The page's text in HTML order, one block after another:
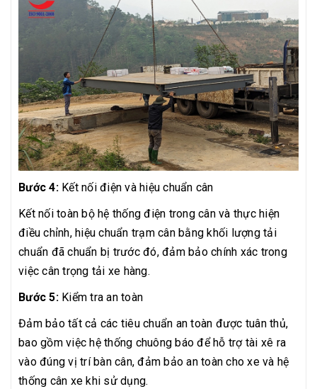
Bước 4:Kết nối điện và hiệu chuẩn cân
Kết nối toàn bộ hệ thống điện trong cân và thực hiện
điều chỉnh, hiệu chuẩn trạm cân bằng khối lượng tải
chuẩn đã chuẩn bị trước đó, đảm bảo chính xác trong
việc cân trọng tải xe hàng.
Bước 5:Kiểm tra an toàn
Đảm bảo tất cả các tiêu chuẩn an toàn được tuân thủ,
bao gồm việc hệ thống chuông báo để hỗ trợ tài xê ra
vào đúng vị trí bàn cân, đảm bảo an toàn cho xe và hệ
thống cân xe khi sử dụng.